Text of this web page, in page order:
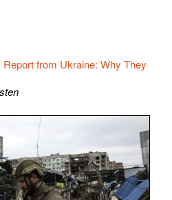
Report from Ukraine: Why They